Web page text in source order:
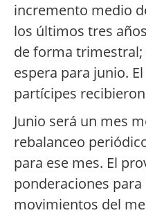
incremento medio
los últimos tres
de forma
espera para junio.
partícipes
Junio será un mes
rebalanceo
para ese mes. El
ponderaciones
movimientos del